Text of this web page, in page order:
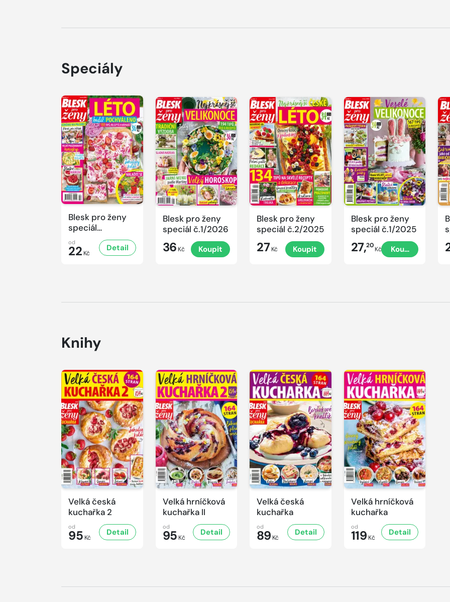
Speciály
Blesk pro ženy
speciál
č.2/2026
od
22 Kč
Detail
Blesk pro ženy
speciál č.1/2026
36 Kč Koupit
Blesk pro ženy
speciál č.2/2025
27 Kč Koupit
Blesk pro ženy
speciál č.1/2025
27,20Kč Koupit
Knihy
Velká česká
kuchařka 2
od
95 Kč
Detail
Velká hrníčková
kuchařka II
od
95 Kč
Detail
Velká česká
kuchařka
od
89 Kč
Detail
Velká hrníčková
kuchařka
od
119 Kč
Detail